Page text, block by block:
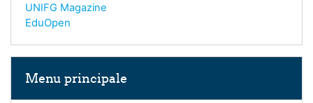
UNIFG Magazine
EduOpen
Menu principale